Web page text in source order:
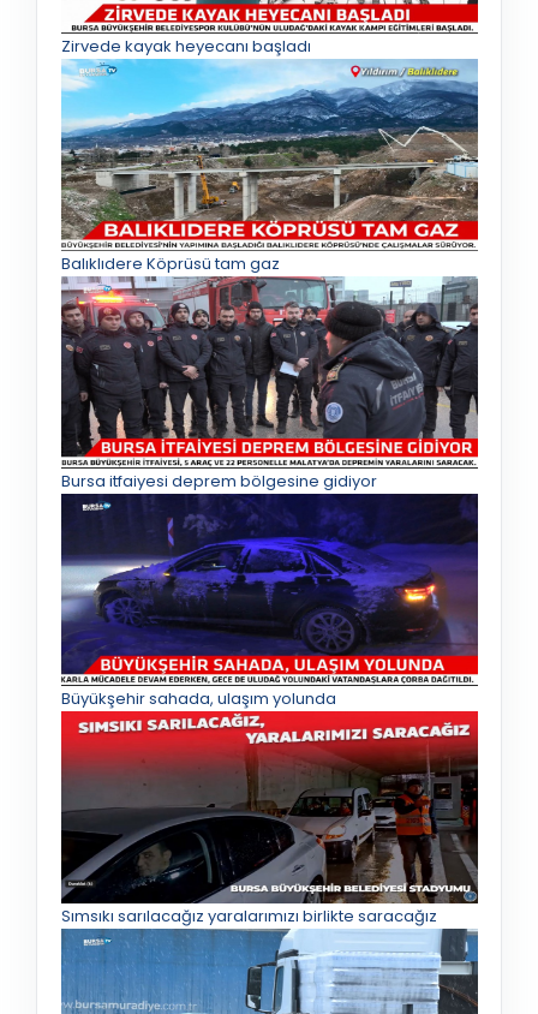
Zirvede kayak heyecanı başladı
Balıklıdere Köprüsü tam gaz
Bursa itfaiyesi deprem bölgesine gidiyor
Büyükşehir sahada, ulaşım yolunda
Sımsıkı sarılacağız yaralarımızı birlikte saracağız